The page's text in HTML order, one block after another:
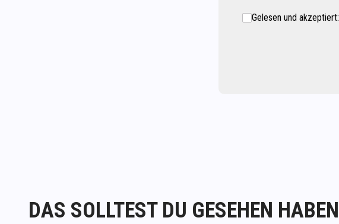
Gelesen und akzeptiert:
DAS SOLLTEST DU GESEHEN HABEN